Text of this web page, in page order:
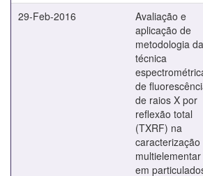
29-Feb-2016
Avaliação e
aplicação de
metodologia da
técnica
de
de raios X por
reflexão total
(TXRF) na
caracterização
multielementar
em